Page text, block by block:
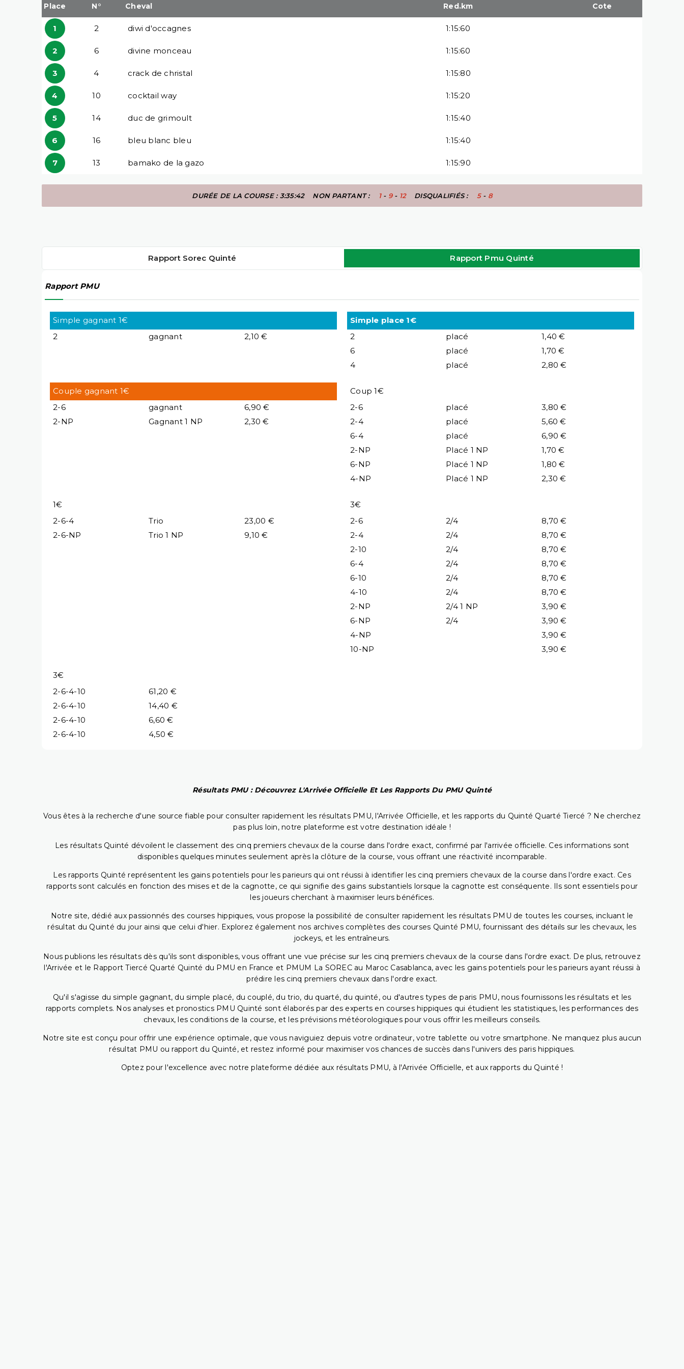
Place N° Cheval Red.km Cote
1 2 diwi d'occagnes 1:15:60
2 6 divine monceau 1:15:60
3 4 crack de christal 1:15:80
4 10 cocktail way 1:15:20
5 14 duc de grimoult 1:15:40
6 16 bleu blanc bleu 1:15:40
7 13 bamako de la gazo 1:15:90
DURÉE DE LA COURSE : 3:35:42 NON PARTANT : 1- 9- 12 DISQUALIFIÉS : 5- 8
Rapport Sorec Quinté Rapport Pmu Quinté
Rapport PMU
Simple gagnant 1€
2
gagnant 2,10 €
Simple place 1€
2
placé
1,40 €
6
placé
1,70 €
4
placé 2,80 €
Couple gagnant 1€
2-6
gagnant
6,90 €
2-NP
Gagnant 1 NP 2,30 €
Coup 1€
2-6
placé
3,80 €
2-4
placé
5,60 €
6-4
placé
6,90 €
2-NP
Placé 1 NP
1,70 €
6-NP
Placé 1 NP
1,80 €
4-NP
Placé 1 NP 2,30 €
1€
2-6-4
Trio
23,00 €
2-6-NP
Trio 1 NP 9,10 €
3€
2-6
2/4
8,70 €
2-4
2/4
8,70 €
2-10
2/4
8,70 €
6-4
2/4
8,70 €
6-10
2/4
8,70 €
4-10
2/4
8,70 €
2-NP
2/4 1 NP
3,90 €
6-NP
2/4
3,90 €
4-NP
3,90 €
10-NP
3,90 €
3€
2-6-4-10
61,20 €
2-6-4-10
14,40 €
2-6-4-10
6,60 €
2-6-4-10
4,50 €
Résultats PMU : Découvrez L'Arrivée Officielle Et Les Rapports Du PMU Quinté
Vous êtes à la recherche d'une source fiable pour consulter rapidement les résultats PMU, l'Arrivée Officielle, et les rapports du Quinté Quarté Tiercé ? Ne cherchez
pas plus loin, notre plateforme est votre destination idéale !
Les résultats Quinté dévoilent le classement des cinq premiers chevaux de la course dans l'ordre exact, confirmé par l'arrivée officielle. Ces informations sont
disponibles quelques minutes seulement après la clôture de la course, vous offrant une réactivité incomparable.
Les rapports Quinté représentent les gains potentiels pour les parieurs qui ont réussi à identifier les cinq premiers chevaux de la course dans l'ordre exact. Ces
rapports sont calculés en fonction des mises et de la cagnotte, ce qui signifie des gains substantiels lorsque la cagnotte est conséquente. Ils sont essentiels pour
les joueurs cherchant à maximiser leurs bénéfices.
Notre site, dédié aux passionnés des courses hippiques, vous propose la possibilité de consulter rapidement les résultats PMU de toutes les courses, incluant le
résultat du Quinté du jour ainsi que celui d'hier. Explorez également nos archives complètes des courses Quinté PMU, fournissant des détails sur les chevaux, les
jockeys, et les entraîneurs.
Nous publions les résultats dès qu'ils sont disponibles, vous offrant une vue précise sur les cinq premiers chevaux de la course dans l'ordre exact. De plus, retrouvez
l'Arrivée et le Rapport Tiercé Quarté Quinté du PMU en France et PMUM La SOREC au Maroc Casablanca, avec les gains potentiels pour les parieurs ayant réussi à
prédire les cinq premiers chevaux dans l'ordre exact.
Qu'il s'agisse du simple gagnant, du simple placé, du couplé, du trio, du quarté, du quinté, ou d'autres types de paris PMU, nous fournissons les résultats et les
rapports complets. Nos analyses et pronostics PMU Quinté sont élaborés par des experts en courses hippiques qui étudient les statistiques, les performances des
chevaux, les conditions de la course, et les prévisions météorologiques pour vous offrir les meilleurs conseils.
Notre site est conçu pour offrir une expérience optimale, que vous naviguiez depuis votre ordinateur, votre tablette ou votre smartphone. Ne manquez plus aucun
résultat PMU ou rapport du Quinté, et restez informé pour maximiser vos chances de succès dans l'univers des paris hippiques.
Optez pour l'excellence avec notre plateforme dédiée aux résultats PMU, à l'Arrivée Officielle, et aux rapports du Quinté !